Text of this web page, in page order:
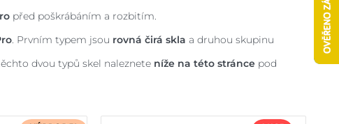
před poškrábáním a rozbitím.
. Prvním typem jsou rovná čirá skla a druhou skupinu
dvou typů skel naleznete níže na této stránce pod